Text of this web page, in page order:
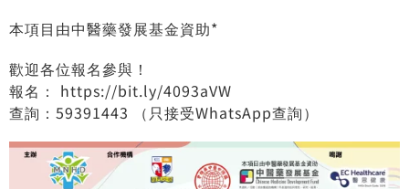
本項目由中醫藥發展基金資助*
歡迎各位報名參與！
報名： https://bit.ly/4093aVW
查詢：59391443 （只接受WhatsApp查詢）